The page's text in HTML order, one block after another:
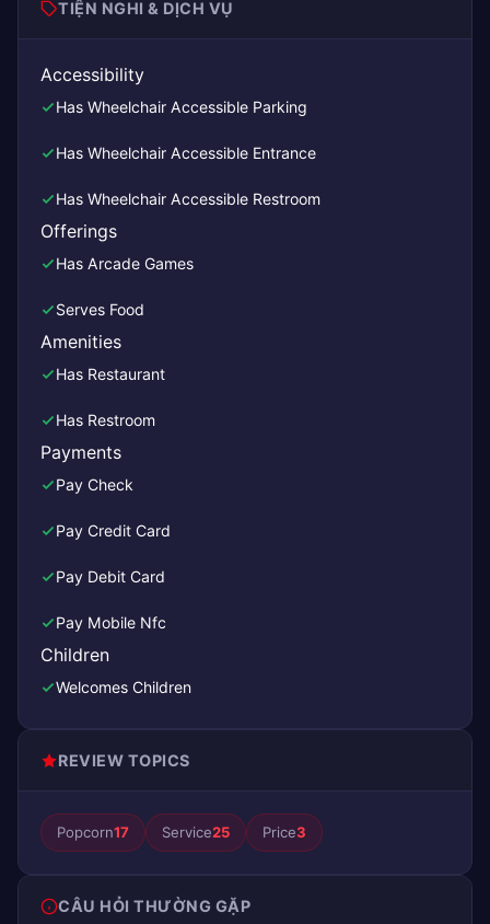
TIỆN NGHI & DỊCH VỤ
Accessibility
Has Wheelchair Accessible Parking
Has Wheelchair Accessible Entrance
Has Wheelchair Accessible Restroom
Offerings
Has Arcade Games
Serves Food
Amenities
Has Restaurant
Has Restroom
Payments
Pay Check
Pay Credit Card
Pay Debit Card
Pay Mobile Nfc
Children
Welcomes Children
REVIEW TOPICS
Popcorn17 Service25 Price3
CÂU HỎI THƯỜNG GẶP